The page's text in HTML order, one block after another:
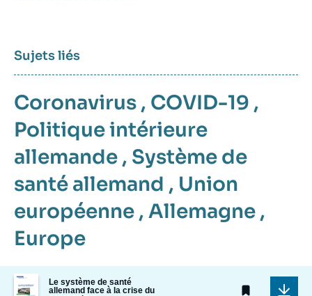
Sujets liés
Coronavirus , COVID-19 ,
Politique intérieure
allemande , Système de
santé allemand , Union
européenne , Allemagne ,
Europe
Image
de
Le système de santé
allemand face à la crise du